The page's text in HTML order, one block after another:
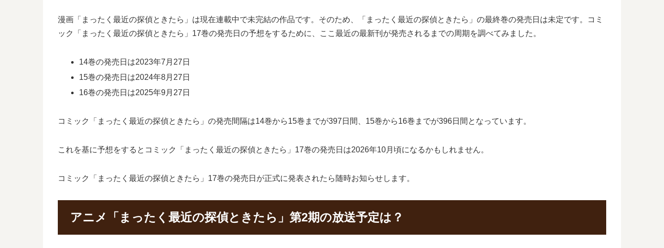
漫画「まったく最近の探偵ときたら」は現在連載中で未完結の作品です。そのため、「まったく最近の探偵ときたら」の最終巻の発売日は未定です。コミ
ック「まったく最近の探偵ときたら」17巻の発売日の予想をするために、ここ最近の最新刊が発売されるまでの周期を調べてみました。
14巻の発売日は2023年7月27日
15巻の発売日は2024年8月27日
16巻の発売日は2025年9月27日
コミック「まったく最近の探偵ときたら」の発売間隔は14巻から15巻までが397日間、15巻から16巻までが396日間となっています。
これを基に予想をするとコミック「まったく最近の探偵ときたら」17巻の発売日は2026年10月頃になるかもしれません。
コミック「まったく最近の探偵ときたら」17巻の発売日が正式に発表されたら随時お知らせします。
アニメ「まったく最近の探偵ときたら」第2期の放送予定は？